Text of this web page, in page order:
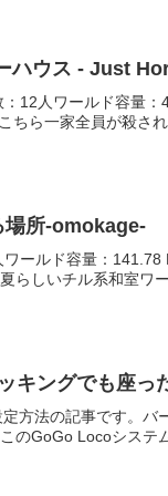
ハウス - Just
12人ワールド容量
ちら一家全員が殺さ
場所-omokage-
ールド容量：141.78
らしいチル系和室ワ
キングでも座っ
方法の記事です。バ
のGoGo Locoシステ